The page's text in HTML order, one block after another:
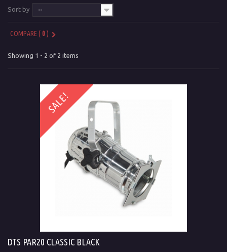
Sort by --
COMPARE (0)
Showing 1 - 2 of 2 items
SALE!
DTS PAR20 CLASSIC BLACK